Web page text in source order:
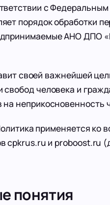
с
порядок обработки
АНО ДПО
своей важнейшей
человека и
на
применяется ко
cpkrus.ru и proboost.ru
понятия